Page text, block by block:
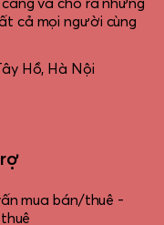
và cho ra những
cả mọi người cùng
Hồ, Hà Nội
mua bán/thuê -